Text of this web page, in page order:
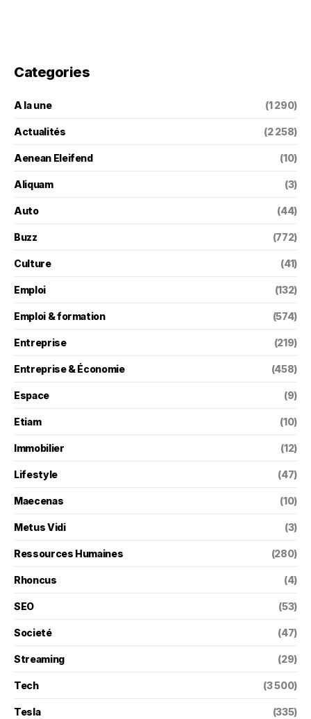
Categories
A la une (1 290)
Actualités (2 258)
Aenean Eleifend (10)
Aliquam (3)
Auto (44)
Buzz (772)
Culture (41)
Emploi (132)
Emploi & formation (574)
Entreprise (219)
Entreprise & Économie (458)
Espace (9)
Etiam (10)
Immobilier (12)
Lifestyle (47)
Maecenas (10)
Metus Vidi (3)
Ressources Humaines (280)
Rhoncus (4)
SEO (53)
Societé (47)
Streaming (29)
Tech (3 500)
Tesla (335)